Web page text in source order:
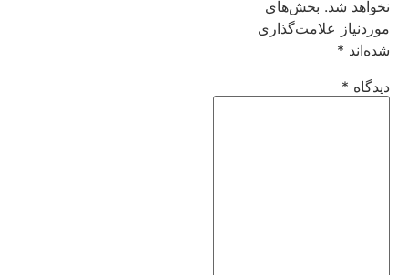
نخواهد شد. بخش‌های
موردنیاز علامت‌گذاری
شده‌اند *
دیدگاه *